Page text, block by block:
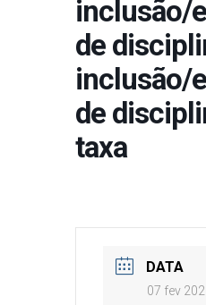
inclusão/
de
inclusão/
de
taxa
DATA
07 fev